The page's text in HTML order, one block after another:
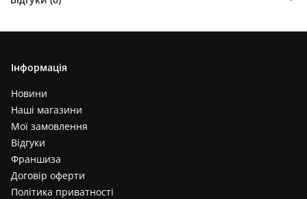
Інформація
Новини
Наші магазини
Мої замовлення
Відгуки
Франшиза
Договір оферти
Політика приватності